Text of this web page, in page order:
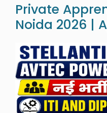
Private
Noida 2026 |